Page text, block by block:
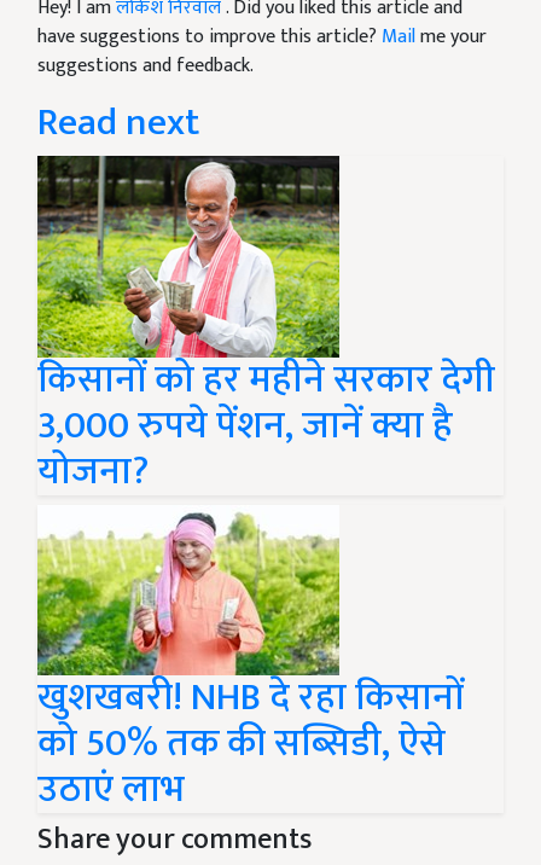
Hey! I amलोकेश निरवाल. Did you liked this article and
have suggestions to improve this article? Mailme your
suggestions and feedback.
Read next
किसानों को हर महीने सरकार देगी
3,000 रुपये पेंशन, जानें क्या है
योजना?
खुशखबरी! NHB दे रहा किसानों
को 50% तक की सब्सिडी, ऐसे
उठाएं लाभ
Share your comments